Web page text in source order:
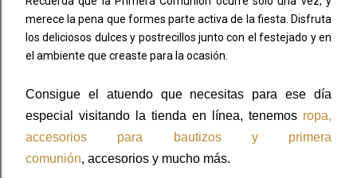
merece la pena que formes parte activa de la fiesta. Disfruta
los deliciosos dulces y postrecillos junto con el festejado y en
el ambiente que creaste para la ocasión.
Consigue el atuendo que necesitas para ese día
especial visitando la tienda en línea, tenemos ropa,
accesorios para bautizos y primera
comunión, accesorios y mucho más.